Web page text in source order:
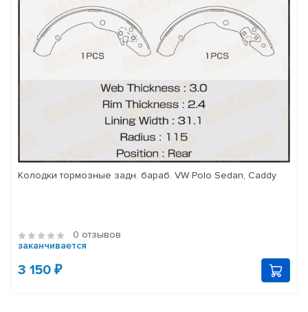
Колодки тормозные задн. бараб. VW Polo Sedan, Caddy
0 отзывов
заканчивается
3 150 ₽